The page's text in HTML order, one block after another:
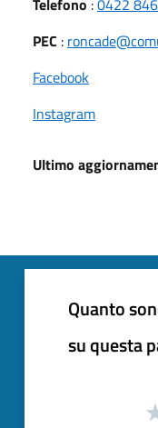
PEC :
Facebook
Instagram
Ultimo
Quanto
su questa